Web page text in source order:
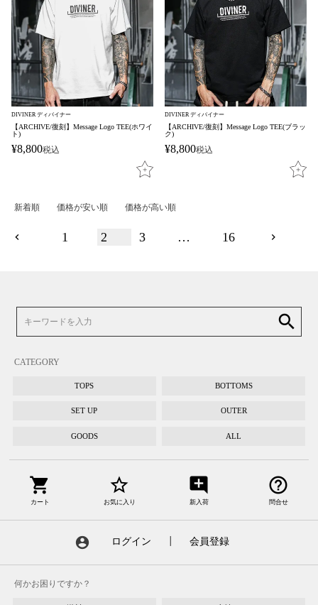
DIVINER ディバイナー
【ARCHIVE/復刻】Message Logo TEE(ホワイ
ト)
¥8,800税込
DIVINER ディバイナー
【ARCHIVE/復刻】Message Logo TEE(ブラッ
ク)
¥8,800税込
新着順 価格が安い順 価格が高い順
1 2 3 … 16
search
CATEGORY
TOPS BOTTOMS
SET UP OUTER
GOODS ALL
shopping_cart
カート
star_border
お気に入り
add_comment
新入荷
help_outline
問合せ
account_circle ログイン 会員登録
何かお困りですか？